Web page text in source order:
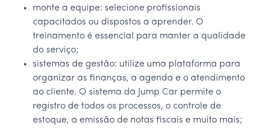
monte a equipe: selecione profissionais
capacitados ou dispostos a aprender. O
treinamento é essencial para manter a qualidade
do serviço;
sistemas de gestão: utilize uma plataforma para
organizar as finanças, a agenda e o atendimento
ao cliente. O sistema da Jump Car permite o
registro de todos os processos, o controle de
estoque, a emissão de notas fiscais e muito mais;